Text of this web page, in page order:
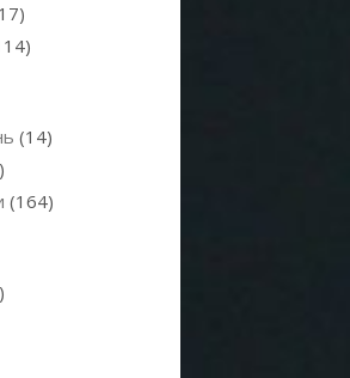
(14)
(164)